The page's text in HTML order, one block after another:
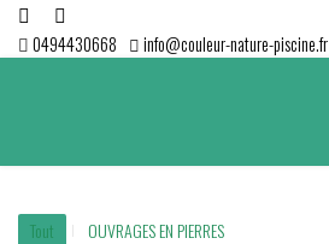
0494430668 info@couleur-nature-piscine.fr
Tout OUVRAGES EN PIERRES